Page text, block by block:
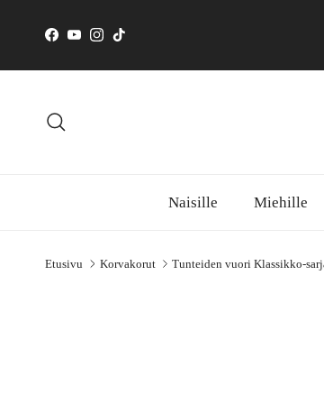
Facebook
YouTube
Instagram
TikTok
Naisille Miehille
Etusivu Korvakorut Tunteiden vuori Klassikko-